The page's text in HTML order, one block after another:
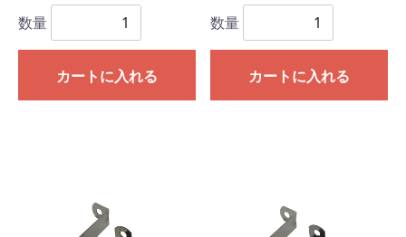
数量
カートに入れる
数量
カートに入れる